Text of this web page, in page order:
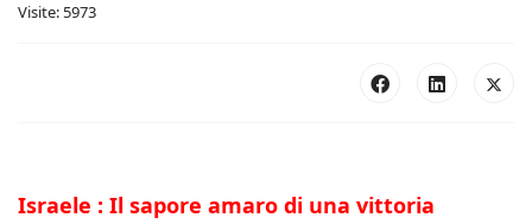
Visite: 5973
Israele : Il sapore amaro di una vittoria